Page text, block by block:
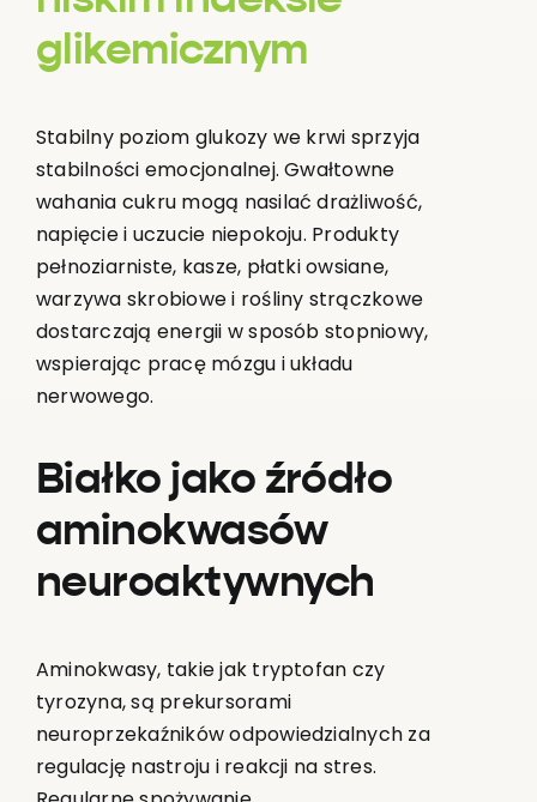
glikemicznym
Stabilny poziom glukozy we krwi sprzyja
stabilności emocjonalnej. Gwałtowne
wahania cukru mogą nasilać drażliwość,
napięcie i uczucie niepokoju. Produkty
pełnoziarniste, kasze, płatki owsiane,
warzywa skrobiowe i rośliny strączkowe
dostarczają energii w sposób stopniowy,
wspierając pracę mózgu i układu
nerwowego.
Białko jako źródło
aminokwasów
neuroaktywnych
Aminokwasy, takie jak tryptofan czy
tyrozyna, są prekursorami
neuroprzekaźników odpowiedzialnych za
regulację nastroju i reakcji na stres.